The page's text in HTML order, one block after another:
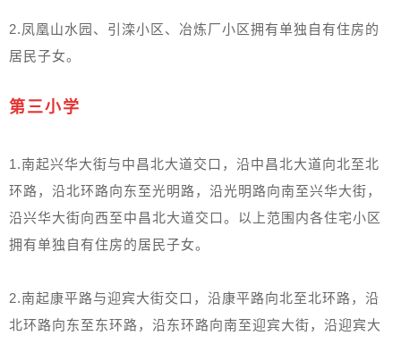
2.凤凰山水园、引滦小区、冶炼厂小区拥有单独自有住房的
居民子女。
第三小学
1.南起兴华大街与中昌北大道交口，沿中昌北大道向北至北
环路，沿北环路向东至光明路，沿光明路向南至兴华大街，
沿兴华大街向西至中昌北大道交口。以上范围内各住宅小区
拥有单独自有住房的居民子女。
2.南起康平路与迎宾大街交口，沿康平路向北至北环路，沿
北环路向东至东环路，沿东环路向南至迎宾大街，沿迎宾大